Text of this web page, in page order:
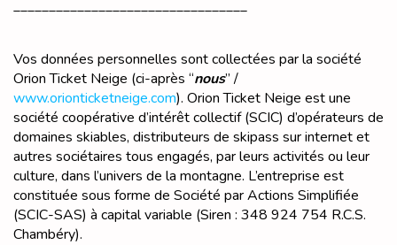
_________________________________
Vos données personnelles sont collectées par la société
Orion Ticket Neige (ci-après “nous” /
www.orionticketneige.com). Orion Ticket Neige est une
société coopérative d’intérêt collectif (SCIC) d’opérateurs de
domaines skiables, distributeurs de skipass sur internet et
autres sociétaires tous engagés, par leurs activités ou leur
culture, dans l’univers de la montagne. L’entreprise est
constituée sous forme de Société par Actions Simplifiée
(SCIC-SAS) à capital variable (Siren : 348 924 754 R.C.S.
Chambéry).